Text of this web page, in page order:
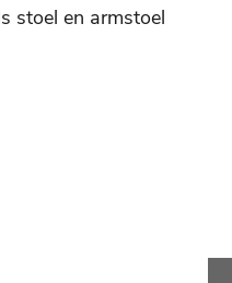
stoel en armstoel